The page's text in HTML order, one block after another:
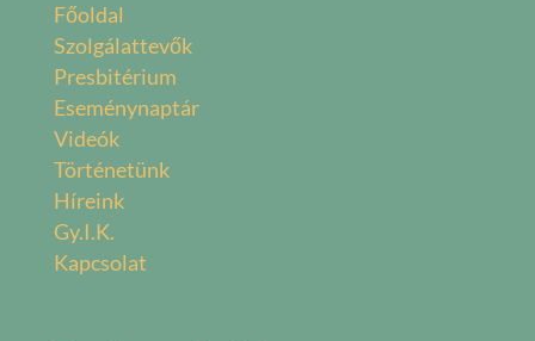
Főoldal
Szolgálattevők
Presbitérium
Eseménynaptár
Videók
Történetünk
Híreink
Gy.I.K.
Kapcsolat